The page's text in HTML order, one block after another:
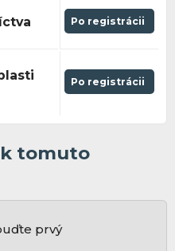
Po registrácii
Po registrácii
k tomuto
prvý